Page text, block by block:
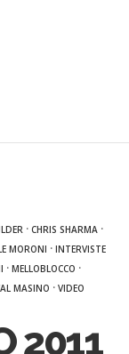
·CHRIS SHARMA ·
MORONI ·INTERVISTE
·MELLOBLOCCO ·
MASINO ·VIDEO
2011